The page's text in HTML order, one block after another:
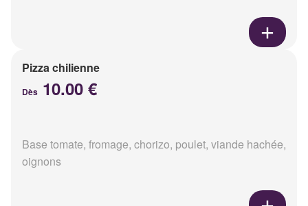
Pizza chilienne
Dès 10.00 €
Base tomate, fromage, chorizo, poulet, viande hachée,
oignons